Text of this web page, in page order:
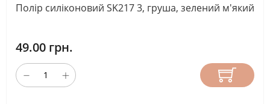
Полір силіконовий SK217 3, груша, зелений м'який
49.00 грн.